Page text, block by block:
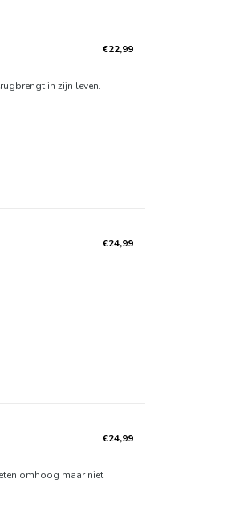
€22,99
in zijn leven.
€24,99
€24,99
omhoog maar niet